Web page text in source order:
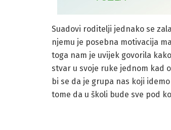
Suadovi roditelji jednako se
njemu je posebna motivacija
toga nam je uvijek govorila
stvar u svoje ruke jednom kad
bi se da je grupa nas koji
tome da u školi bude sve pod